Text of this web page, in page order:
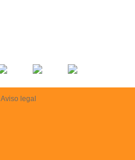
Aviso legal